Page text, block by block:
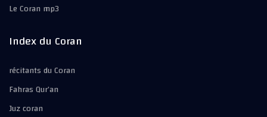
Le Coran mp3
Index du Coran
récitants du Coran
Fahras Qur’an
Juz coran